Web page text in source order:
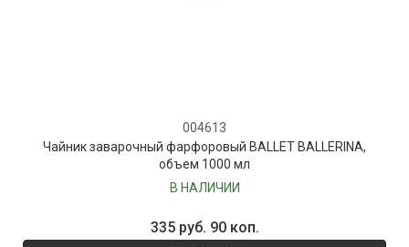
004613
Чайник заварочный фарфоровый BALLET BALLERINA,
объем 1000 мл
В НАЛИЧИИ
335 руб. 90 коп.